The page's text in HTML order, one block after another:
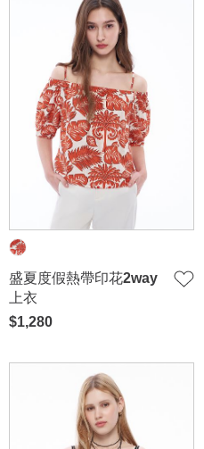
盛夏度假熱帶印花2way
上衣
$1,280